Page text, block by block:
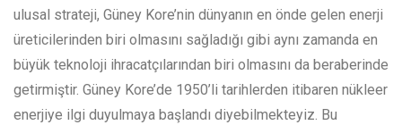
ulusal strateji, Güney Kore’nin dünyanın en önde gelen enerji
üreticilerinden biri olmasını sağladığı gibi aynı zamanda en
büyük teknoloji ihracatçılarından biri olmasını da beraberinde
getirmiştir. Güney Kore’de 1950’li tarihlerden itibaren nükleer
enerjiye ilgi duyulmaya başlandı diyebilmekteyiz. Bu